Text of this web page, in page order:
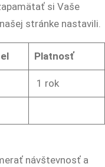
si Vaše
stránke nastavili.
Platnosť
1 rok
návštevnosť a